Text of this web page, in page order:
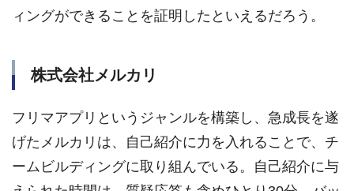
ィングができることを証明したといえるだろう。
株式会社メルカリ
フリマアプリというジャンルを構築し、急成長を遂
げたメルカリは、自己紹介に力を入れることで、チ
ームビルディングに取り組んでいる。自己紹介に与